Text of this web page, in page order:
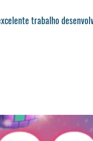
trabalho